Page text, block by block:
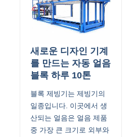
새로운 디자인 기계
를 만드는 자동 얼음
블록 하루 10톤
블록 제빙기는 제빙기의
일종입니다. 이곳에서 생
산되는 얼음은 얼음 제품
중 가장 큰 크기로 외부와